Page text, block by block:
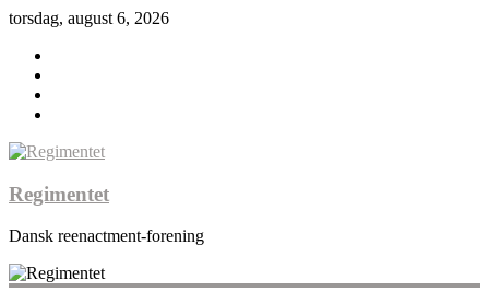
torsdag, august 6, 2026
Regimentet
Dansk reenactment-forening